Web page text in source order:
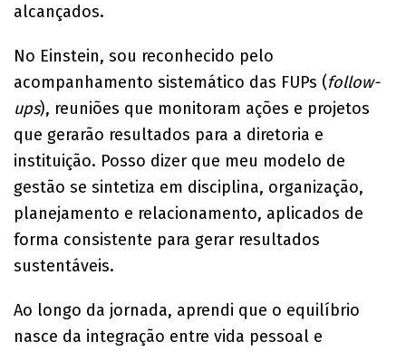
alcançados.
No Einstein, sou reconhecido pelo
acompanhamento sistemático das FUPs (follow-
ups), reuniões que monitoram ações e projetos
que gerarão resultados para a diretoria e
instituição. Posso dizer que meu modelo de
gestão se sintetiza em disciplina, organização,
planejamento e relacionamento, aplicados de
forma consistente para gerar resultados
sustentáveis.
Ao longo da jornada, aprendi que o equilíbrio
nasce da integração entre vida pessoal e